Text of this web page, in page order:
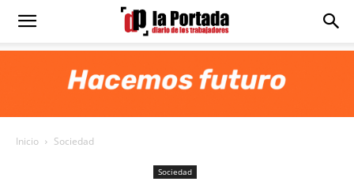
Diario
Inicio Sociedad
Sociedad